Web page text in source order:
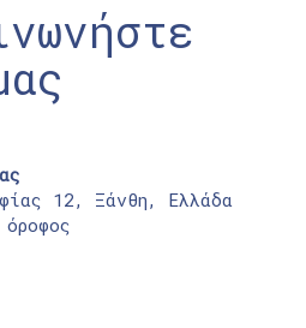
12, Ξάνθη, Ελλάδα